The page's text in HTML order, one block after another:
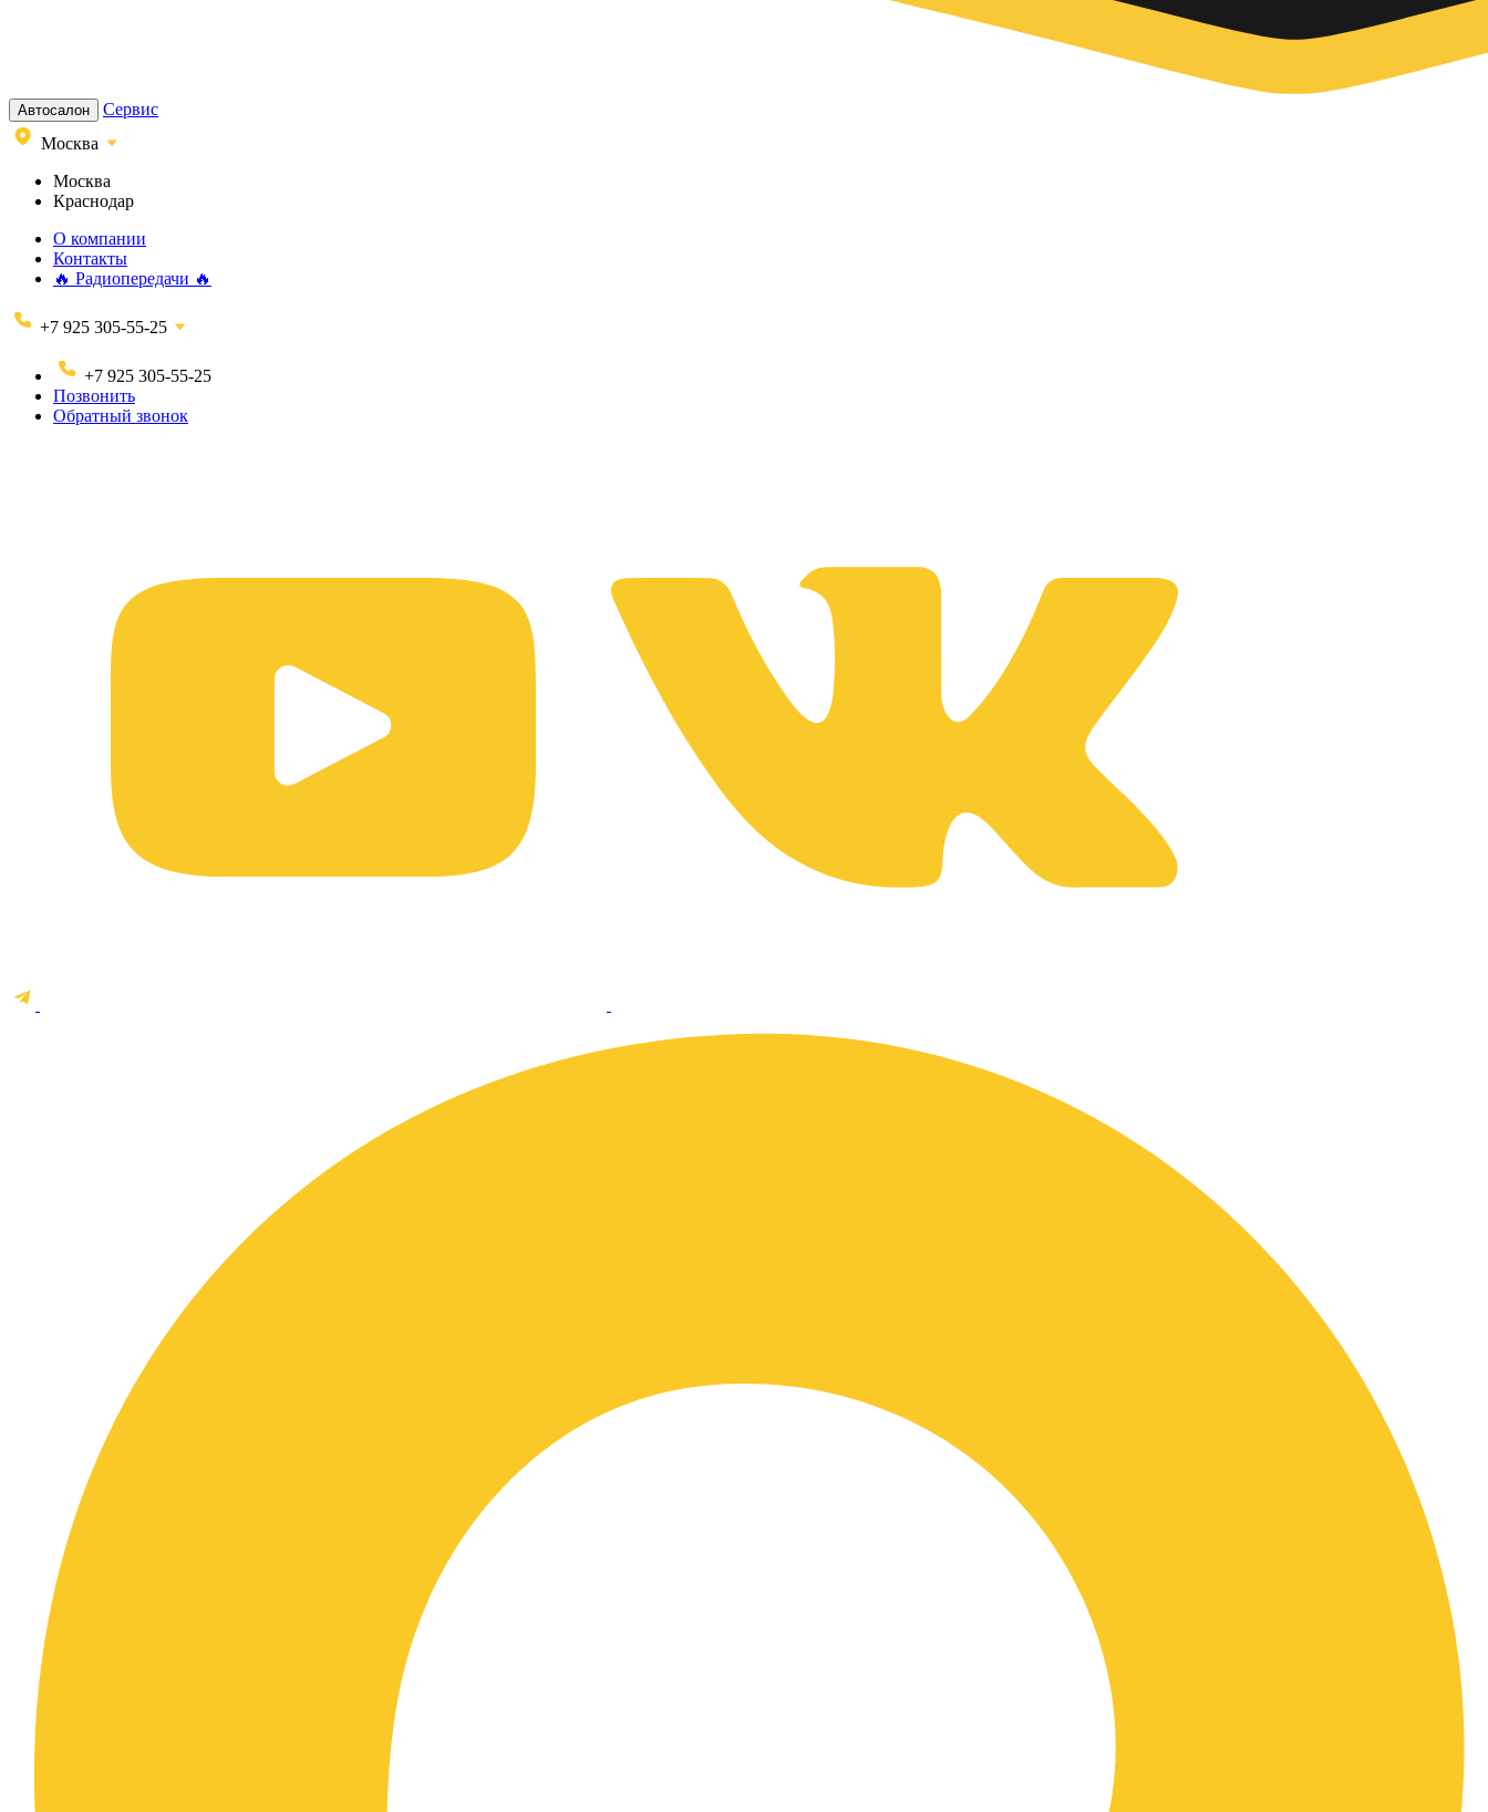
Автосалон
Сервис
Москва
Москва
Краснодар
О компании
Контакты
🔥 Радиопередачи 🔥
+7 925 305-55-25
+7 925 305-55-25
Позвонить
Обратный звонок